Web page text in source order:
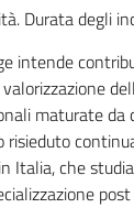
Durata degli
intende
maturate
risieduto
Italia, che